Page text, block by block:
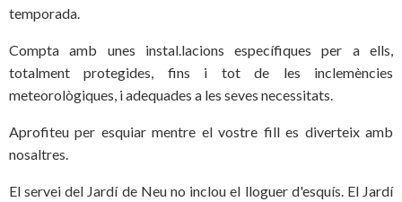
temporada.
Compta amb unes instal.lacions específiques per a ells,
totalment protegides, fins i tot de les inclemències
meteorològiques, i adequades a les seves necessitats.
Aprofiteu per esquiar mentre el vostre fill es diverteix amb
nosaltres.
El servei del Jardí de Neu no inclou el lloguer d'esquís. El Jardí